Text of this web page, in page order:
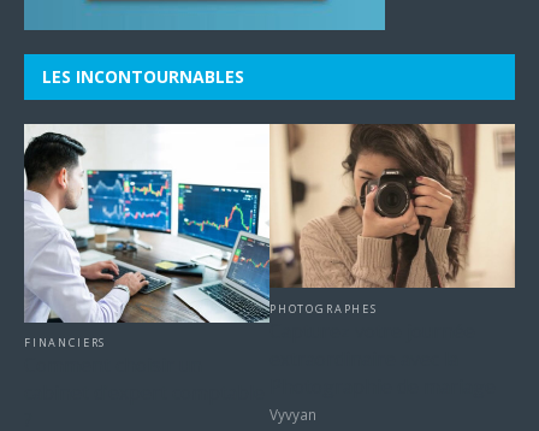
LES INCONTOURNABLES
FINANCIERS
PHOTOGRAPHES
Vyvyan